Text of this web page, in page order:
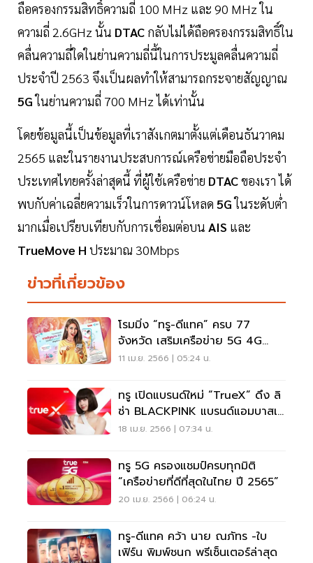
ถือครองกรรมสิทธิ์ความถี่ 100 MHz และ 90 MHz ใน
ความถี่ 2.6GHz นั้น DTAC กลับไม่ได้ถือครองกรรมสิทธิ์ใน
คลื่นความถี่ใดในย่านความถี่นี้ในการประมูลคลื่นความถี่
ประจำปี 2563 จึงเป็นผลทำให้สามารถกระจายสัญญาณ
5Gในย่านความถี่ 700 MHz ได้เท่านั้น
โดยข้อมูลนี้เป็นข้อมูลที่เราสังเกตมาตั้งแต่เดือนธันวาคม
2565 และในรายงานประสบการณ์เครือข่ายมือถือประจำ
ประเทศไทยครั้งล่าสุดนี้ ที่ผู้ใช้เครือข่าย DTACของเรา ได้
พบกับค่าเฉลี่ยความเร็วในการดาวน์โหลด 5Gในระดับตํ่า
มากเมื่อเปรียบเทียบกับการเชื่อมต่อบน AIS และ
TrueMove H ประมาณ 30Mbps
ข่าวที่เกี่ยวข้อง
โรมมิ่ง “ทรู-ดีแทค” ครบ 77
จังหวัด เสริมเครือข่าย 5G 4G
WiFi รับสงกรานต์
11 เม.ย. 2566 | 05:24 น.
ทรู เปิดแบรนด์ใหม่ “TrueX” ดึง ลิ
ซ่า BLACKPINK แบรนด์แอมบาสเด
อร์
18 เม.ย. 2566 | 07:34 น.
ทรู 5G ครองแชมป์ครบทุกมิติ
“เครือข่ายที่ดีที่สุดในไทย ปี 2565”
20 เม.ย. 2566 | 06:24 น.
ทรู-ดีแทค คว้า นาย ณภัทร -ใบ
เฟิร์น พิมพ์ชนก พรีเซ็นเตอร์ล่าสุด